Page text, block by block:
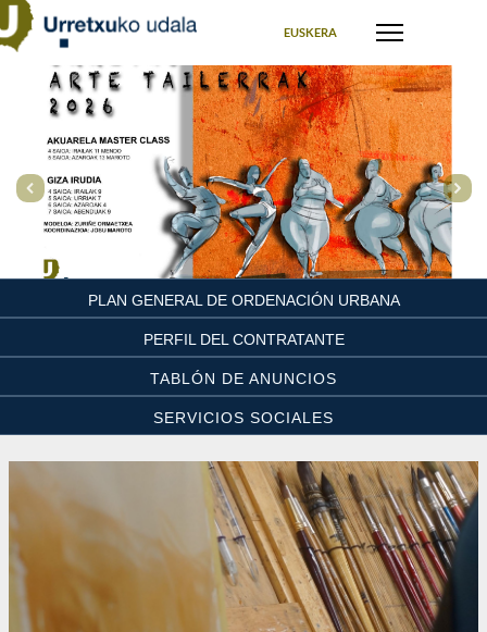
EUSKERA
PLAN GENERAL DE ORDENACIÓN URBANA
PERFIL DEL CONTRATANTE
TABLÓN DE ANUNCIOS
SERVICIOS SOCIALES